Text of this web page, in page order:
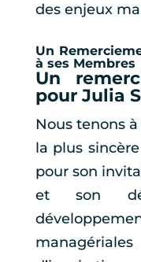
des enjeux
Un
à ses Membres
Un
pour Julia
Nous tenons
la plus
pour son
et son